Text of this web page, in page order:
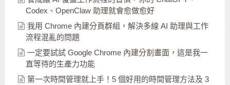
Codex、OpenClaw 助理就會愈做愈好
我用 Chrome 內建分頁群組，解決多線 AI 助理與工作
流程混亂的問題
一定要試試 Google Chrome 內建分割畫面，這是我一
直等待的生產力功能
第一次時間管理就上手！5 個好用的時間管理方法及 3